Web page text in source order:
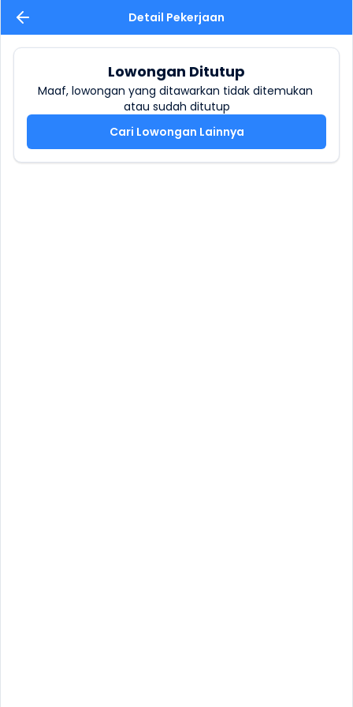
Detail Pekerjaan
Lowongan Ditutup
Maaf, lowongan yang ditawarkan tidak ditemukan
atau sudah ditutup
Cari Lowongan Lainnya